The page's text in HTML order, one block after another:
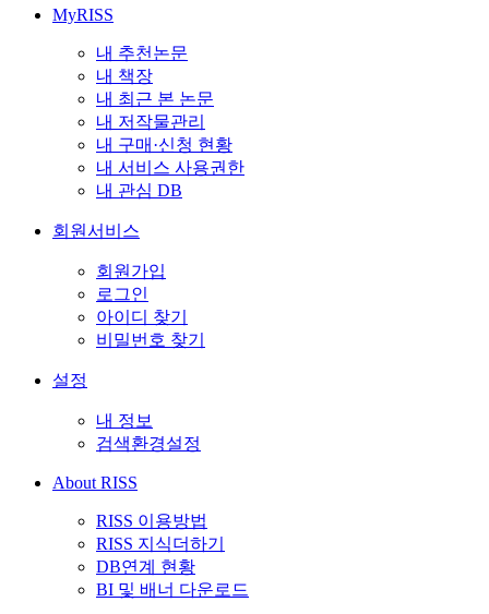
MyRISS
내 추천논문
내 책장
내 최근 본 논문
내 저작물관리
내 구매·신청 현황
내 서비스 사용권한
내 관심 DB
회원서비스
회원가입
로그인
아이디 찾기
비밀번호 찾기
설정
내 정보
검색환경설정
About RISS
RISS 이용방법
RISS 지식더하기
DB연계 현황
BI 및 배너 다운로드